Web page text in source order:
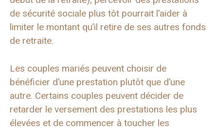
de sécurité sociale plus tôt pourrait l’aider à
limiter le montant qu’il retire de ses autres fonds
de retraite.
Les couples mariés peuvent choisir de
bénéficier d’une prestation plutôt que d’une
autre. Certains couples peuvent décider de
retarder le versement des prestations les plus
élevées et de commencer à toucher les